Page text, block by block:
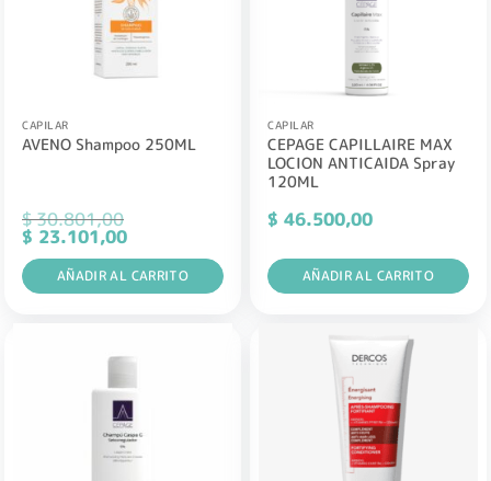
CAPILAR
AVENO Shampoo 250ML
$30.801,00
El
precio
original
era:
$ 30.801,00.
$ 23.101,00El
precio
actual
es:
$ 23.101,00.
AÑADIR AL CARRITO
CAPILAR
CEPAGE CAPILLAIRE MAX
LOCION ANTICAIDA Spray
120ML
$ 46.500,00
AÑADIR AL CARRITO